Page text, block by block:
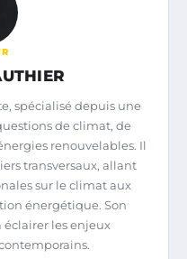
spécialisé depuis une
de climat, de
renouvelables. Il
transversaux, allant
sur le climat aux
énergétique. Son
éclairer les enjeux